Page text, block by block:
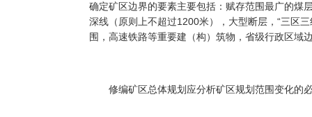
确定矿区边界的要素主要包括：赋存范围最广的煤
深线（原则上不超过1200米），大型断层，“三区
围，高速铁路等重要建（构）筑物，省级行政区域
修编矿区总体规划应分析矿区规划范围变化的